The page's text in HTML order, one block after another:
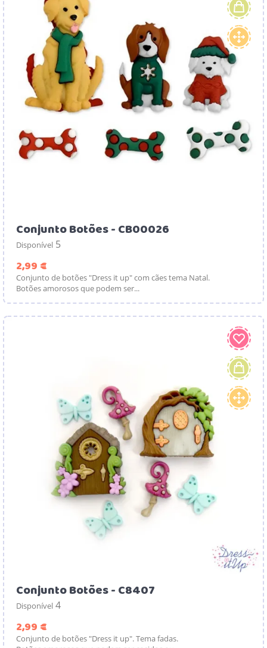
Conjunto Botões - CB00026
Disponível 5
2,99 €
Conjunto de botões "Dress it up" com cães tema Natal.
Botões amorosos que podem ser...
Conjunto Botões - C8407
Disponível 4
2,99 €
Conjunto de botões "Dress it up". Tema fadas.